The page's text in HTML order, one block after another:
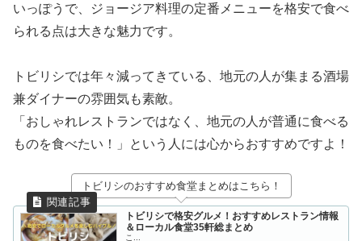
いっぽうで、ジョージア料理の定番メニューを格安で食べ
られる点は大きな魅力です。
トビリシでは年々減ってきている、地元の人が集まる酒場
兼ダイナーの雰囲気も素敵。
「おしゃれレストランではなく、地元の人が普通に食べる
ものを食べたい！」という人には心からおすすめですよ！
トビリシのおすすめ食堂まとめはこちら！
トビリシで格安グルメ！おすすめレストラン情報
＆ローカル食堂35軒総まとめ
こ...